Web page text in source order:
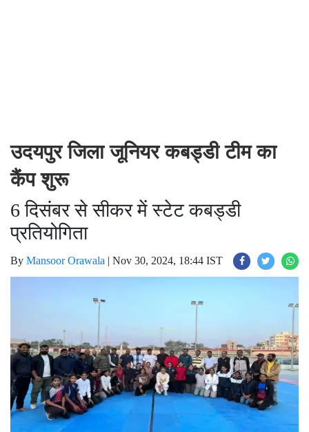
उदयपुर जिला जूनियर कबड्डी टीम का
कैंप शुरू
6 दिसंबर से सीकर में स्टेट कबड्डी
प्रतियोगिता
By Mansoor Orawala | Nov 30, 2024, 18:44 IST